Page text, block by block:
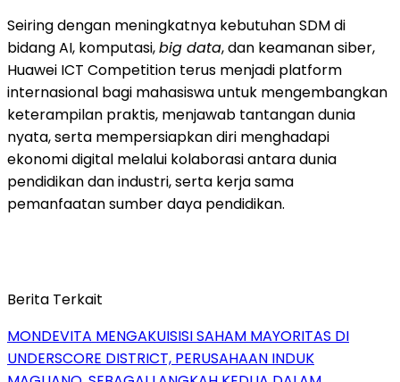
Seiring dengan meningkatnya kebutuhan SDM di
bidang AI, komputasi,big data, dan keamanan siber,
Huawei ICT Competition terus menjadi platform
internasional bagi mahasiswa untuk mengembangkan
keterampilan praktis, menjawab tantangan dunia
nyata, serta mempersiapkan diri menghadapi
ekonomi digital melalui kolaborasi antara dunia
pendidikan dan industri, serta kerja sama
pemanfaatan sumber daya pendidikan.
Berita Terkait
MONDEVITA MENGAKUISISI SAHAM MAYORITAS DI
UNDERSCORE DISTRICT, PERUSAHAAN INDUK